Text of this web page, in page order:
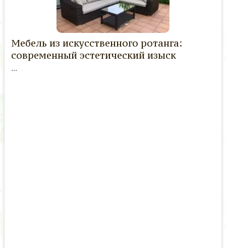
Мебель из искусственного ротанга:
современный эстетический изыск
...